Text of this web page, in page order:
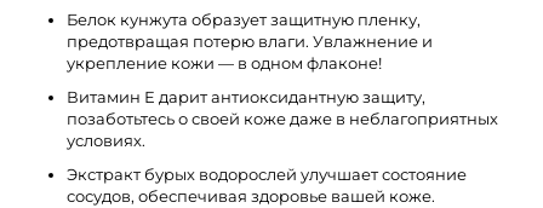
Белок кунжута образует защитную пленку,
предотвращая потерю влаги. Увлажнение и
укрепление кожи — в одном флаконе!
Витамин Е дарит антиоксидантную защиту,
позаботьтесь о своей коже даже в неблагоприятных
условиях.
Экстракт бурых водорослей улучшает состояние
сосудов, обеспечивая здоровье вашей коже.